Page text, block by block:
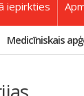
iepirkties
Medicīniskais